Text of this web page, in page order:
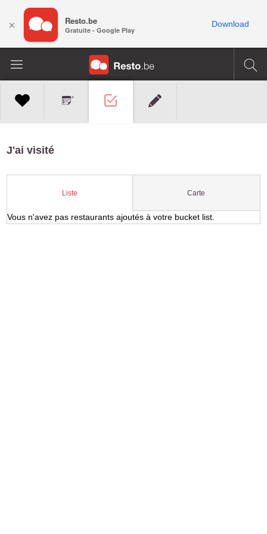
J'ai visité
Liste Carte
Vous n'avez pas restaurants ajoutés à votre bucket list.
× Resto.be
Gratuite - Google Play
Download